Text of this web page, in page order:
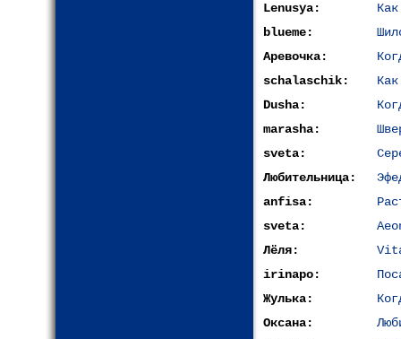
Lenusya:
blueme:
Аревочка:
schalaschik:
Dusha:
marasha:
sveta:
Любительница:
anfisa:
sveta:
Лёля:
irinapo:
Жулька:
Оксана: